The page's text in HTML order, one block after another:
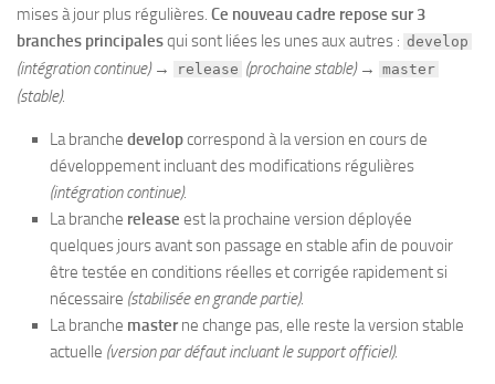
mises à jour plus régulières. Ce nouveau cadre repose sur 3
branches principalesqui sont liées les unes aux autres : develop
(intégration continue)→ release (prochaine stable)→ master
(stable).
La branche developcorrespond à la version en cours de
développement incluant des modifications régulières
(intégration continue).
La branche release est la prochaine version déployée
quelques jours avant son passage en stable afin de pouvoir
être testée en conditions réelles et corrigée rapidement si
nécessaire (stabilisée en grande partie).
La branche masterne change pas, elle reste la version stable
actuelle (version par défaut incluant le support officiel).